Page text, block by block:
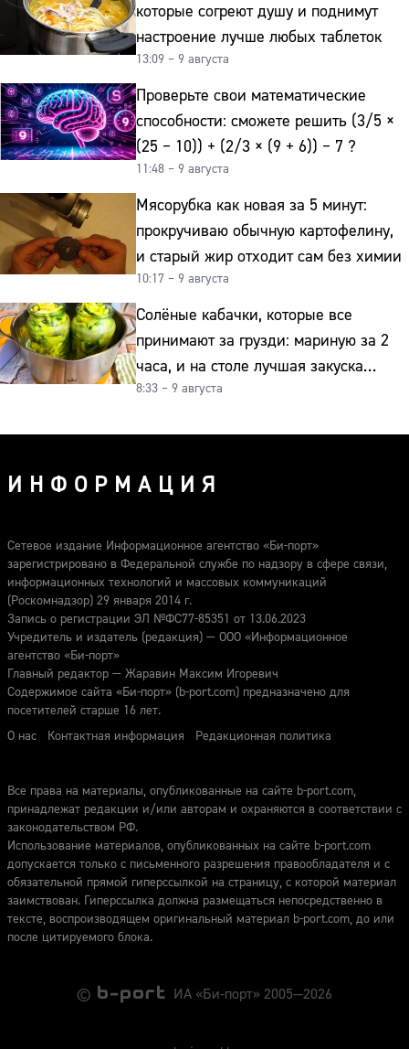
которые согреют душу и поднимут
настроение лучше любых таблеток
13:09 – 9 августа
Проверьте свои математические
способности: сможете решить (3/5 ×
(25 − 10)) + (2/3 × (9 + 6)) − 7 ?
11:48 – 9 августа
Мясорубка как новая за 5 минут:
прокручиваю обычную картофелину,
и старый жир отходит сам без химии
10:17 – 9 августа
Солёные кабачки, которые все
принимают за грузди: мариную за 2
часа, и на столе лучшая закуска
к картошке
8:33 – 9 августа
ИНФОРМАЦИЯ
Сетевое издание Информационное агентство «Би-порт»
зарегистрировано в Федеральной службе по надзору в сфере связи,
информационных технологий и массовых коммуникаций
(Роскомнадзор) 29 января 2014 г.
Запись о регистрации ЭЛ №ФС77-85351 от 13.06.2023
Учредитель и издатель (редакция) — ООО «Информационное
агентство «Би-порт»
Главный редактор — Жаравин Максим Игоревич
Содержимое сайта «Би-порт» (b-port.com) предназначено для
посетителей старше 16 лет.
О нас
Контактная информация Редакционная политика
Все права на материалы, опубликованные на сайте b-port.com,
принадлежат редакции и/или авторам и охраняются в соответствии с
законодательством РФ.
Использование материалов, опубликованных на сайте b-port.com
допускается только с письменного разрешения правообладателя и с
обязательной прямой гиперссылкой на страницу, с которой материал
заимствован. Гиперссылка должна размещаться непосредственно в
тексте, воспроизводящем оригинальный материал b-port.com, до или
после цитируемого блока.
© ИА «Би-порт» 2005—2026